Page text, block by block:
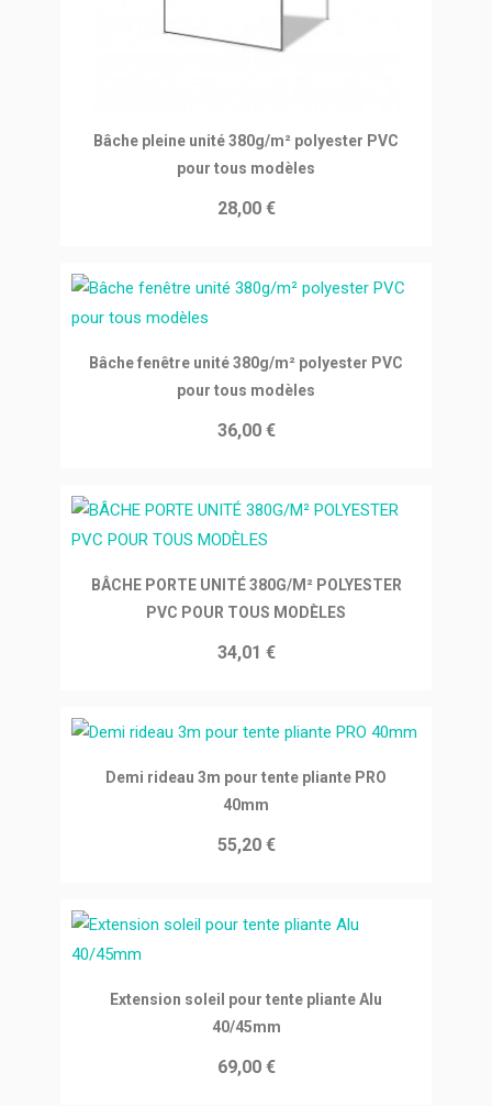
Ajouter au panier
Bâche pleine unité 380g/m² polyester PVC
pour tous modèles
28,00 €
Ajouter au panier
Bâche fenêtre unité 380g/m² polyester PVC
pour tous modèles
36,00 €
Ajouter au panier
BÂCHE PORTE UNITÉ 380G/M² POLYESTER
PVC POUR TOUS MODÈLES
34,01 €
Ajouter au panier
Demi rideau 3m pour tente pliante PRO
40mm
55,20 €
Ajouter au panier
Extension soleil pour tente pliante Alu
40/45mm
69,00 €